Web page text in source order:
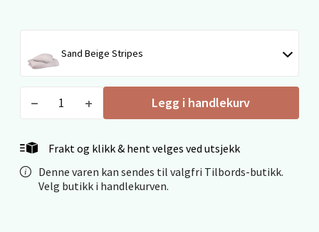
Sand Beige Stripes
Legg i handlekurv
Frakt og klikk & hent velges ved utsjekk
Denne varen kan sendes til valgfri Tilbords-butikk.
Velg butikk i handlekurven.
Torget 1, 6413 Molde
0 i butikk